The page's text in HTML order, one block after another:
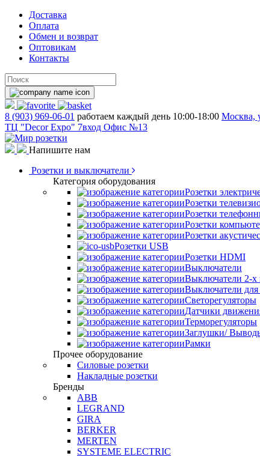
Доставка
Оплата
Обмен и возврат
Оптовикам
Контакты
8 (903) 969-06-01 работаем каждый день 10:00-18:00 Москва,
ТЦ "Decor Expo" 7вход Офис №13
Напишите нам
Розетки и выключатели
Категория оборудования
Розетки
Розетки
Розетки
Розетки
Розетки
Розетки USB
Розетки HDMI
Выключатели
Выключатели 2-
Выключатели
Светорегуляторы
Датчики
Терморегуляторы
Заглушки/
Рамки
Прочее оборудование
Силовые розетки
Накладные розетки
Бренды
ABB
LEGRAND
GIRA
BERKER
MERTEN
SYSTEME ELECTRIC